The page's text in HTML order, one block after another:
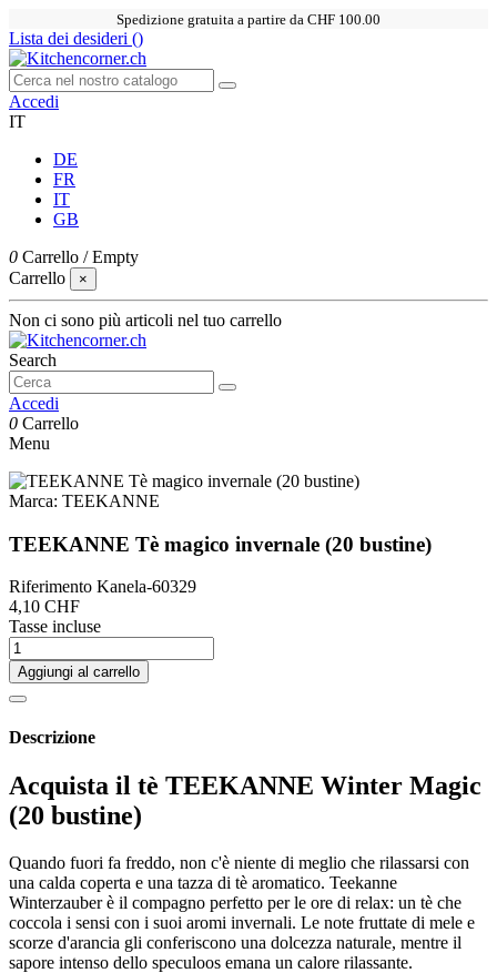
Spedizione gratuita a partire da CHF 100.00
Lista dei desideri ()
Accedi
IT
DE
FR
IT
GB
0 Carrello /Empty
Carrello
×
Non ci sono più articoli nel tuo carrello
Search
Accedi
0 Carrello
Menu
Marca: TEEKANNE
TEEKANNE Tè magico invernale (20 bustine)
Riferimento Kanela-60329
4,10 CHF
Tasse incluse
Aggiungi al carrello
Descrizione
Acquista il tè TEEKANNE Winter Magic
(20 bustine)
Quando fuori fa freddo, non c'è niente di meglio che rilassarsi con
una calda coperta e una tazza di tè aromatico. Teekanne
Winterzauber è il compagno perfetto per le ore di relax: un tè che
coccola i sensi con i suoi aromi invernali. Le note fruttate di mele e
scorze d'arancia gli conferiscono una dolcezza naturale, mentre il
sapore intenso dello speculoos emana un calore rilassante.